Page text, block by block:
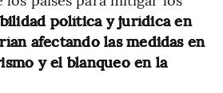
política y jurídica en
afectando las medidas en
y el blanqueo en la